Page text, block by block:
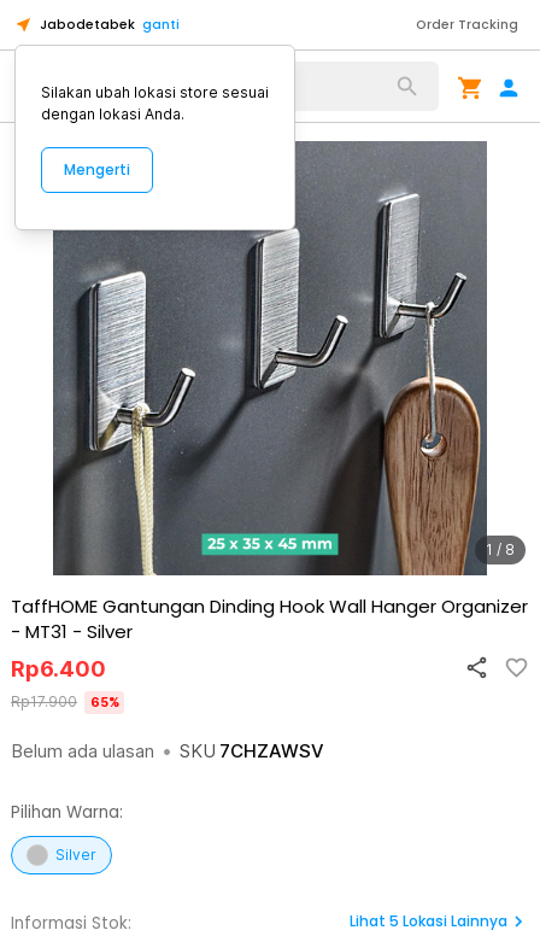
Jabodetabek ganti Order Tracking
Alat Kopi
1 / 8
TaffHOME Gantungan Dinding Hook Wall Hanger Organizer
- MT31 - Silver
Belum ada ulasan • SKU 7CHZAWSV
Rp6.400
Rp17.900 65%
Pilihan Warna:
Silver
Informasi Stok:
Lihat 5 Lokasi Lainnya
Silakan ubah lokasi store sesuai
dengan lokasi Anda.
Mengerti